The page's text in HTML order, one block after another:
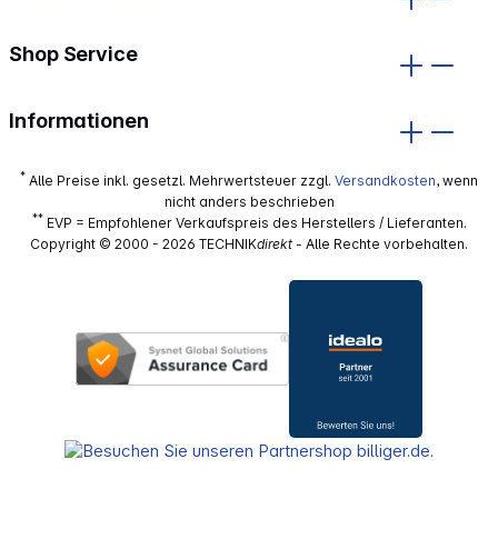
Shop Service
Informationen
* Alle Preise inkl. gesetzl. Mehrwertsteuer zzgl. Versandkosten, wenn
nicht anders beschrieben
**EVP = Empfohlener Verkaufspreis des Herstellers / Lieferanten.
Copyright © 2000 - 2026 TECHNIKdirekt - Alle Rechte vorbehalten.